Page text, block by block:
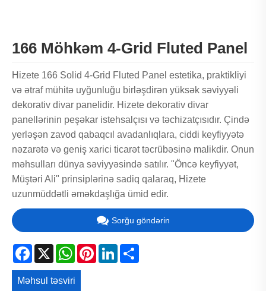
166 Möhkəm 4-Grid Fluted Panel
Hizete 166 Solid 4-Grid Fluted Panel estetika, praktikliyi
və ətraf mühitə uyğunluğu birləşdirən yüksək səviyyəli
dekorativ divar panelidir. Hizete dekorativ divar
panellərinin peşəkar istehsalçısı və təchizatçısıdır. Çində
yerləşən zavod qabaqcıl avadanlıqlara, ciddi keyfiyyətə
nəzarətə və geniş xarici ticarət təcrübəsinə malikdir. Onun
məhsulları dünya səviyyəsində satılır. "Öncə keyfiyyət,
Müştəri Ali" prinsiplərinə sadiq qalaraq, Hizete
uzunmüddətli əməkdaşlığa ümid edir.
Sorğu göndərin
Facebook
X WhatsApp
PinterestLinkedIn
Məhsul təsviri